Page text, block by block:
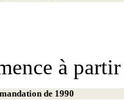
à
de 1990